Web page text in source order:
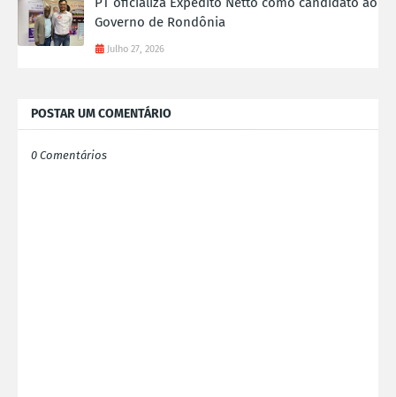
Governo de Rondônia
Julho 27, 2026
POSTAR UM COMENTÁRIO
0 Comentários